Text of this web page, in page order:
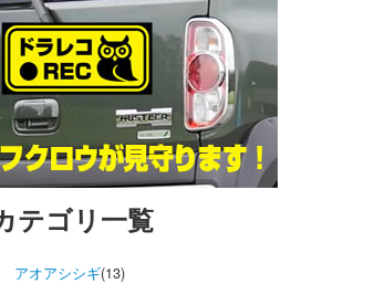
テゴリ一覧
アオアシシギ(13)